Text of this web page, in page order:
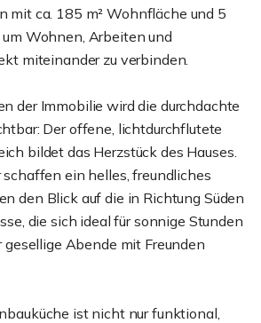
mit ca. 185 m² Wohnfläche und 5
Wohnen, Arbeiten und
miteinander zu verbinden.
der Immobilie wird die durchdachte
Der offene, lichtdurchflutete
bildet das Herzstück des Hauses.
ein helles, freundliches
den Blick auf die in Richtung Süden
die sich ideal für sonnige Stunden
gesellige Abende mit Freunden
ist nicht nur funktional,